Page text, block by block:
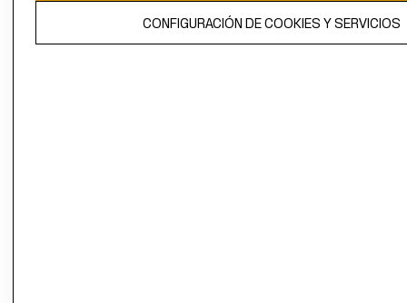
CONFIGURACIÓN DE COOKIES Y SERVICIOS